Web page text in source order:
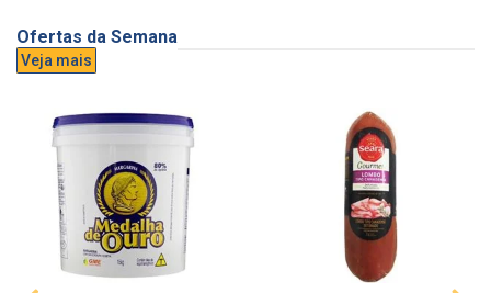
Ofertas da Semana
Veja mais